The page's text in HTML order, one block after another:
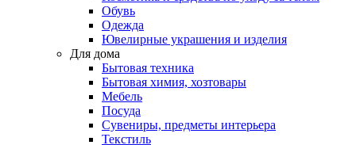
Обувь
Одежда
Ювелирные украшения и изделия
Для дома
Бытовая техника
Бытовая химия, хозтовары
Мебель
Посуда
Сувениры, предметы интерьера
Текстиль